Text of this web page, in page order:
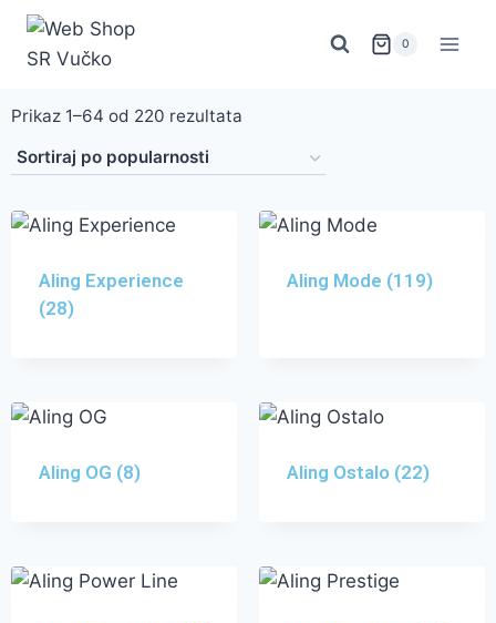
0
Prikaz 1–64 od 220 rezultata
Aling Experience
(28)
Aling Mode (119)
Aling OG (8) Aling Ostalo (22)